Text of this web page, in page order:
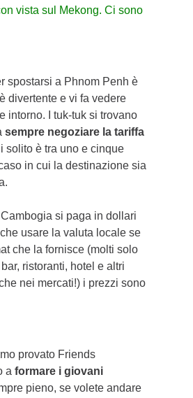
vista sul Mekong. Ci sono
spostarsi a Phnom Penh è
divertente e vi fa vedere
intorno. I tuk-tuk si trovano
sempre negoziare la tariffa
solito è tra uno e cinque
in cui la destinazione sia
si paga in dollari
usare la valuta locale se
che la fornisce (molti solo
ristoranti, hotel e altri
nei mercati!) i prezzi sono
provato Friends
aformare i giovani
pieno, se volete andare